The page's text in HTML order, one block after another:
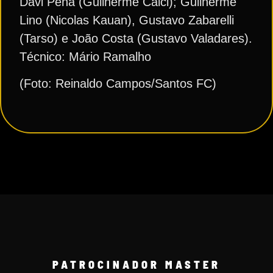
Lino (Nicolas Kauan), Gustavo Zabarelli
(Tarso) e João Costa (Gustavo Valadares).
Técnico: Mário Ramalho
(Foto: Reinaldo Campos/Santos FC)
PATROCINADOR MASTER